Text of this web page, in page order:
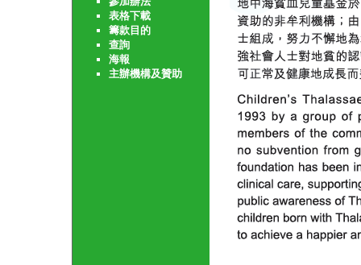
表格下載
籌款目的
查詢
海報
主辦機構及贊助